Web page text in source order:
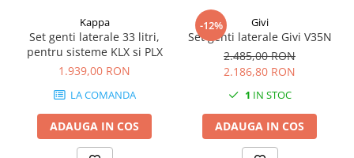
Kappa
Set genti laterale 33 litri,
pentru sisteme KLX si PLX
1.939,00 RON
LA COMANDA
ADAUGA IN COS
-12% Givi
Set genti laterale Givi V35N
2.485,00 RON
2.186,80 RON
1 IN STOC
ADAUGA IN COS